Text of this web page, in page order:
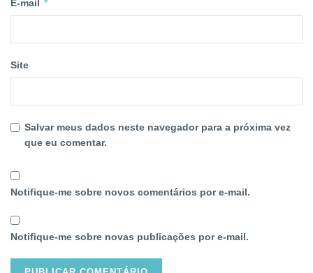
E-mail
Site
Salvar meus dados neste navegador para a próxima vez
que eu comentar.
Notifique-me sobre novos comentários por e-mail.
Notifique-me sobre novas publicações por e-mail.